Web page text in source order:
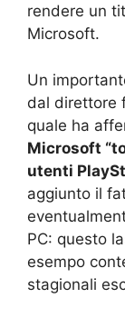
rendere un
Microsoft.
Un
dal direttore
quale ha
Microsoft
utenti
aggiunto il
PC: questo
esempo
stagionali